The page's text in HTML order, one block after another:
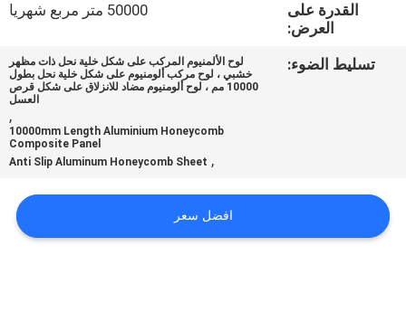
أخبار
الموقع
القدرة على
العرض:
50000 متر مربع شهريا
تسليط الضوء:
لوح الألمنيوم المركب على شكل خلية نحل ذات مظهر
خشبي ، لوح مركب ألومنيوم على شكل خلية نحل بطول
10000 مم ، لوح ألومنيوم مضاد للانزلاق على شكل قرص
العسل
,
10000mm Length Aluminium Honeycomb
Composite Panel
,
Anti Slip Aluminum Honeycomb Sheet
افضل سعر